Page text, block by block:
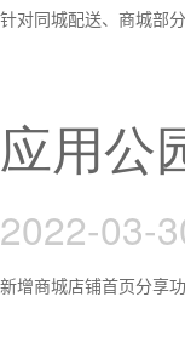
针对同城配送、商城部
应用公
2022-03-
新增商城店铺首页分享